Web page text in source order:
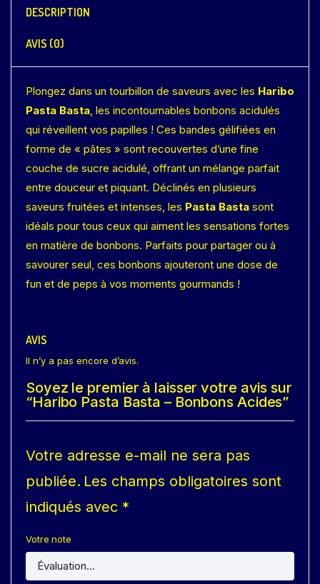
DESCRIPTION
AVIS (0)
Plongez dans un tourbillon de saveurs avec les Haribo
Pasta Basta, les incontournables bonbons acidulés
qui réveillent vos papilles ! Ces bandes gélifiées en
forme de « pâtes » sont recouvertes d’une fine
couche de sucre acidulé, offrant un mélange parfait
entre douceur et piquant. Déclinés en plusieurs
saveurs fruitées et intenses, les Pasta Basta sont
idéals pour tous ceux qui aiment les sensations fortes
en matière de bonbons. Parfaits pour partager ou à
savourer seul, ces bonbons ajouteront une dose de
fun et de peps à vos moments gourmands !
AVIS
Il n’y a pas encore d’avis.
Soyez le premier à laisser votre avis sur
“Haribo Pasta Basta – Bonbons Acides”
Votre adresse e-mail ne sera pas
publiée. Les champs obligatoires sont
indiqués avec *
Votre note